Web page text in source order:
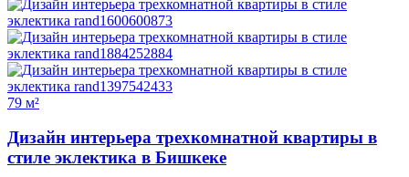
79 м²
Дизайн интерьера трехкомнатной квартиры в
стиле эклектика в Бишкеке